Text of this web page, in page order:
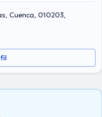
Cuenca, 010203,